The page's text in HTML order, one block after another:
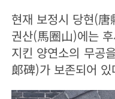
현재 보정시 당현(
권산(馬圈山)에는
지킨 양연소의 무공
郞碑)가 보존되어 있